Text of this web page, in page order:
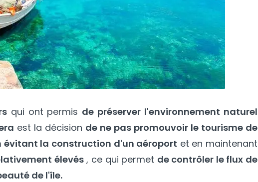
qui ont permis de préserver l'environnement naturel
est la décision de ne pas promouvoir le tourisme de
évitant la construction d'un aéroport et en maintenant
élevés, ce qui permet de contrôler le flux de
de l'île.